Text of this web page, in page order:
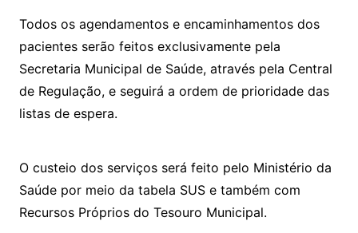
Todos os agendamentos e encaminhamentos dos
pacientes serão feitos exclusivamente pela
Secretaria Municipal de Saúde, através pela Central
de Regulação, e seguirá a ordem de prioridade das
listas de espera.
O custeio dos serviços será feito pelo Ministério da
Saúde por meio da tabela SUS e também com
Recursos Próprios do Tesouro Municipal.